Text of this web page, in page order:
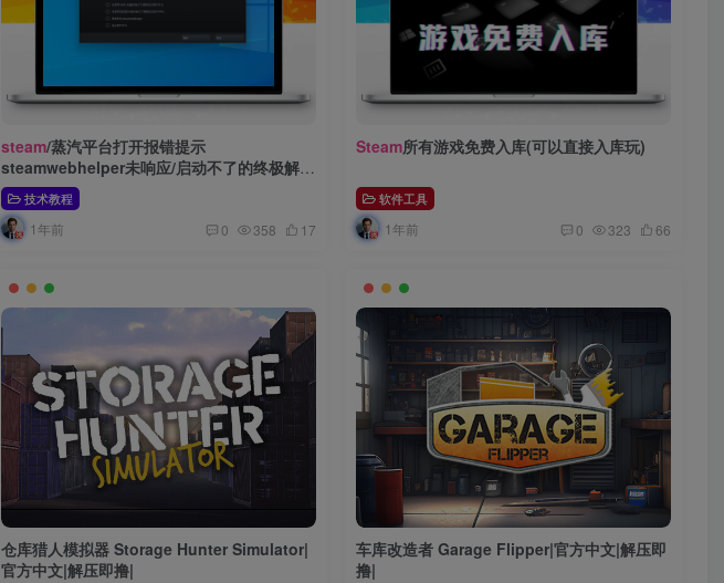
steam/蒸汽平台打开报错提示
steamwebhelper未响应/启动不了的终极解决
方法技术教程
1年前 0 358 17
Steam所有游戏免费入库(可以直接入库玩)
软件工具
1年前 0 323 66
仓库猎人模拟器 Storage Hunter Simulator|
官方中文|解压即撸|
车库改造者 Garage Flipper|官方中文|解压即
撸|